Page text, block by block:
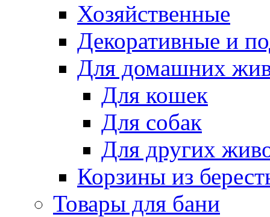
Хозяйственные
Декоративные и
Для домашних
Для кошек
Для собак
Для других
Корзины из
Товары для бани